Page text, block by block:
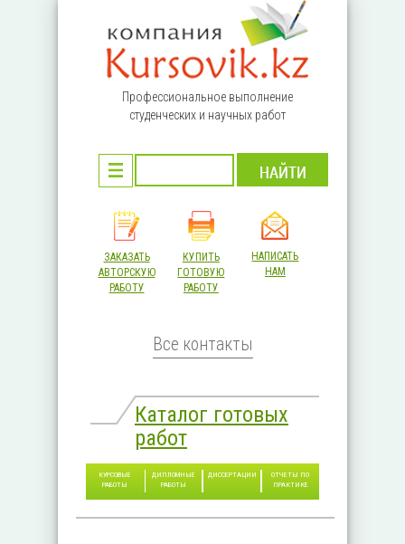
Профессиональное выполнение
студенческих и научных работ
ЗАКАЗАТЬ
АВТОРСКУЮ
РАБОТУ
КУПИТЬ
ГОТОВУЮ
РАБОТУ
НАПИСАТЬ
НАМ
Все контакты
Каталог готовых
работ
КУРСОВЫЕ
РАБОТЫ
ДИПЛОМНЫЕ
РАБОТЫ
ДИССЕРТАЦИИ
ОТЧЕТЫ ПО
ПРАКТИКЕ